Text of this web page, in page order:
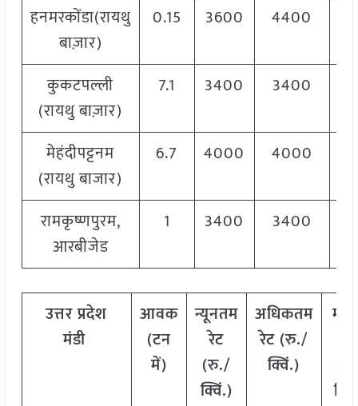
हनमरकोंडा(रायथु
बाज़ार)
0.15 3600 4400
कुकटपल्ली
(रायथु बाज़ार)
7.1 3400 3400
मेहंदीपट्टनम
(रायथु बाजार)
6.7 4000 4000
रामकृष्णपुरम,
आरबीजेड
1 3400 3400
उत्तरप्रदेश
मंडी
आवक
(टन
में)
न्यूनतम
रेट
(रु./
क्विं.)
अधिकतम
रेट (रु./
क्विं.)
क्विं